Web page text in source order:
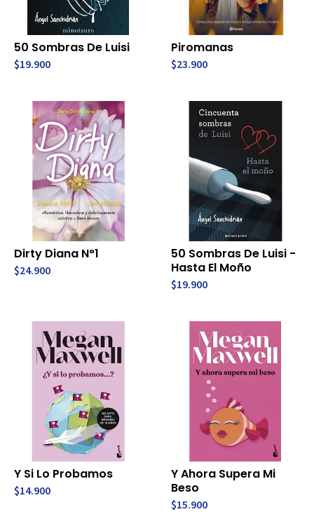
50 Sombras De Luisi
$19.900
Piromanas
$23.900
Dirty Diana N°1
$24.900
50 Sombras De Luisi -
Hasta El Moño
$19.900
Y Si Lo Probamos
$14.900
Y Ahora Supera Mi
Beso
$15.900